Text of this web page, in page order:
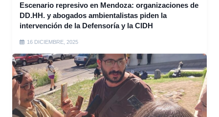
Escenario represivo en Mendoza: organizaciones de
DD.HH. y abogados ambientalistas piden la
intervención de la Defensoría y la CIDH
16 DICIEMBRE, 2025